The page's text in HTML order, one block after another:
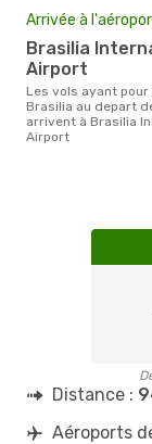
Arrivée à
Brasilia International
Airport
Les vols ayant pour destination
Brasilia au depart
arrivent à Brasilia
Airport
Distance :
Aéroports